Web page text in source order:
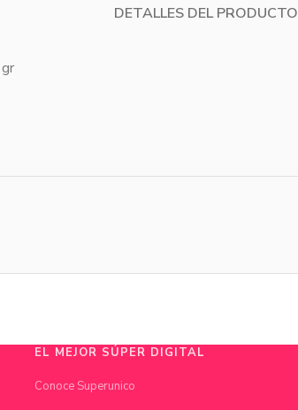
DETALLES DEL PRODUCTO
EL MEJOR SÚPER DIGITAL
Conoce Superunico